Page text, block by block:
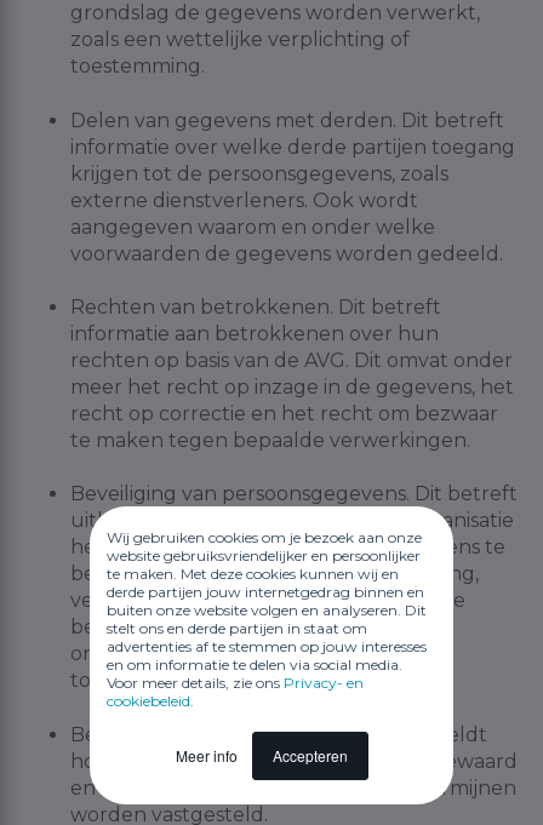
Wij gebruiken cookies om je bezoek aan onze
website gebruiksvriendelijker en persoonlijker
te maken. Met deze cookies kunnen wij en
derde partijen jouw internetgedrag binnen en
buiten onze website volgen en analyseren. Dit
stelt ons en derde partijen in staat om
advertenties af te stemmen op jouw interesses
en om informatie te delen via social media.
Voor meer details, zie ons Privacy- en
cookiebeleid.
Meer info Accepteren
grondslag de gegevens worden verwerkt,
zoals een wettelijke verplichting of
toestemming.
Delen van gegevens met derden. Dit betreft
informatie over welke derde partijen toegang
krijgen tot de persoonsgegevens, zoals
externe dienstverleners. Ook wordt
aangegeven waarom en onder welke
voorwaarden de gegevens worden gedeeld.
Rechten van betrokkenen. Dit betreft
informatie aan betrokkenen over hun
rechten op basis van de AVG. Dit omvat onder
meer het recht op inzage in de gegevens, het
recht op correctie en het recht om bezwaar
te maken tegen bepaalde verwerkingen.
Beveiliging van persoonsgegevens. Dit betreft
uitleg over welke maatregelen de organisatie
heeft genomen om de persoonsgegevens te
beveiligen tegen ongeoorloofde toegang,
verlies, of datalekken. Dit kan technische
beveiligingen (zoals encryptie) en
organisatorische maatregelen (zoals
toegangsbeperkingen) omvatten.
Bewaartermijnen. Het statement vermeldt
hoe lang persoonsgegevens worden bewaard
en volgens welke criteria de bewaartermijnen
worden vastgesteld.